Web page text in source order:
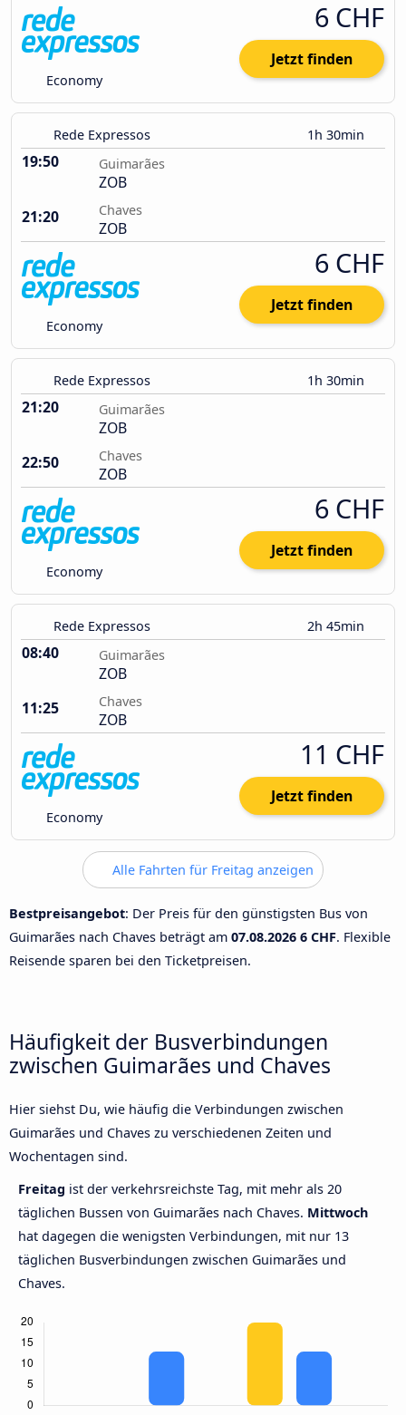
Economy
6 CHF
Jetzt finden
Rede Expressos 1h 30min
19:50 Guimarães
ZOB
21:20
Chaves
ZOB
Economy
6 CHF
Jetzt finden
Rede Expressos 1h 30min
21:20 Guimarães
ZOB
22:50
Chaves
ZOB
Economy
6 CHF
Jetzt finden
Rede Expressos 2h 45min
08:40 Guimarães
ZOB
11:25
Chaves
ZOB
Economy
11 CHF
Jetzt finden
Alle Fahrten für Freitag anzeigen
Bestpreisangebot: Der Preis für den günstigsten Bus von
Guimarães nach Chaves beträgt am 07.08.2026 6 CHF. Flexible
Reisende sparen bei den Ticketpreisen.
Häufigkeit der Busverbindungen
zwischen Guimarães und Chaves
Hier siehst Du, wie häufig die Verbindungen zwischen
Guimarães und Chaves zu verschiedenen Zeiten und
Wochentagen sind.
Freitag ist der verkehrsreichste Tag, mit mehr als 20
täglichen Bussen von Guimarães nach Chaves. Mittwoch
hat dagegen die wenigsten Verbindungen, mit nur 13
täglichen Busverbindungen zwischen Guimarães und
Chaves.